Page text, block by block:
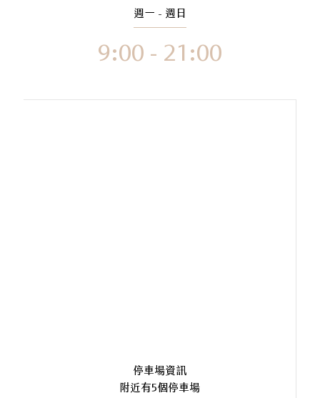
週一 - 週日
9:00 - 21:00
停車場資訊
附近有5個停車場